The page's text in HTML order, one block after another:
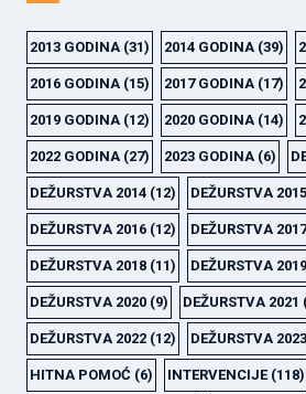
2013 GODINA (31) 2014 GODINA (39)
2016 GODINA (15) 2017 GODINA (17)
2019 GODINA (12) 2020 GODINA (14)
2022 GODINA (27) 2023 GODINA (6)
DEŽURSTVA 2014 (12) DEŽURSTVA 2015
DEŽURSTVA 2016 (12) DEŽURSTVA 2017
DEŽURSTVA 2018 (11) DEŽURSTVA 2019
DEŽURSTVA 2020 (9) DEŽURSTVA 2021
DEŽURSTVA 2022 (12) DEŽURSTVA 2023
HITNA POMOĆ (6) INTERVENCIJE(118)